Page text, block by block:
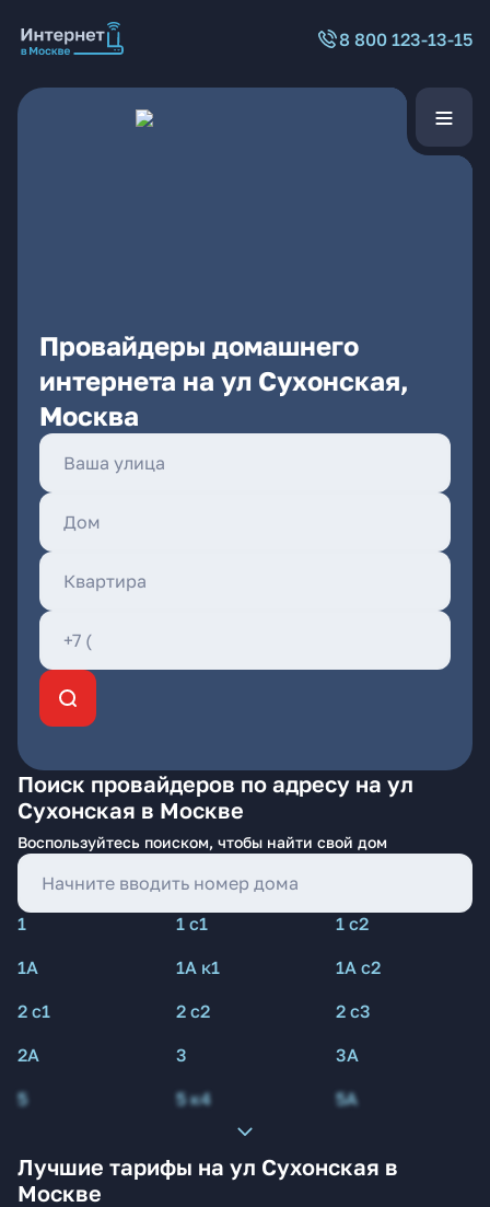
8 800 123-13-15
Провайдеры домашнего
интернета на ул Сухонская,
Москва
Поиск провайдеров по адресу на ул
Сухонская в Москве
Воспользуйтесь поиском, чтобы найти свой дом
1 1 с1
1 с2
1А
1А к1
1А с2
2 с1
2 с2
2 с3
2А
3
3А
5
5 к4 5А
Лучшие тарифы на ул Сухонская в
Москве